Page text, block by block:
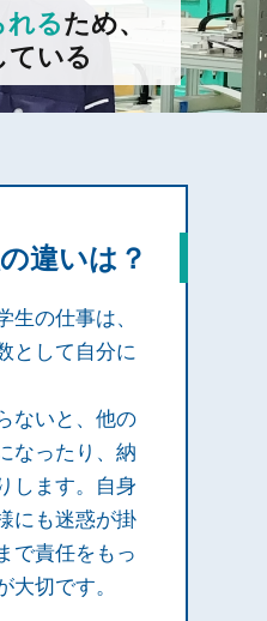
れるため、
ている
違いは？
生の仕事は、
として自分に
ないと、他の
なったり、納
します。自身
にも迷惑が掛
で責任をもっ
大切です。